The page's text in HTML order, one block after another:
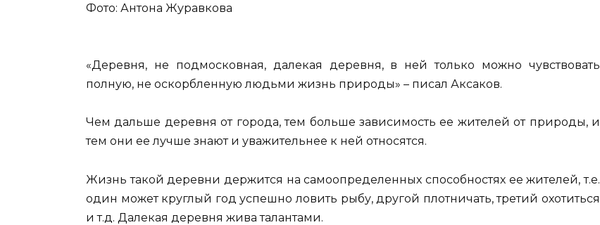
Фото: Антона Журавкова
«Деревня, не подмосковная, далекая деревня, в ней только можно чувствовать
полную, не оскорбленную людьми жизнь природы» – писал Аксаков.
Чем дальше деревня от города, тем больше зависимость ее жителей от природы, и
тем они ее лучше знают и уважительнее к ней относятся.
Жизнь такой деревни держится на самоопределенных способностях ее жителей, т.е.
один может круглый год успешно ловить рыбу, другой плотничать, третий охотиться
и т.д. Далекая деревня жива талантами.